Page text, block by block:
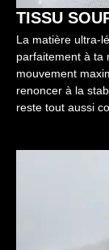
TISSU
La matière ultra-
parfaitement à ta
mouvement
renoncer à la
reste tout aussi